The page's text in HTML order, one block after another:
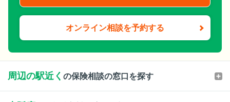
オンライン相談を予約する
周辺の駅近く の保険相談の窓口を探す